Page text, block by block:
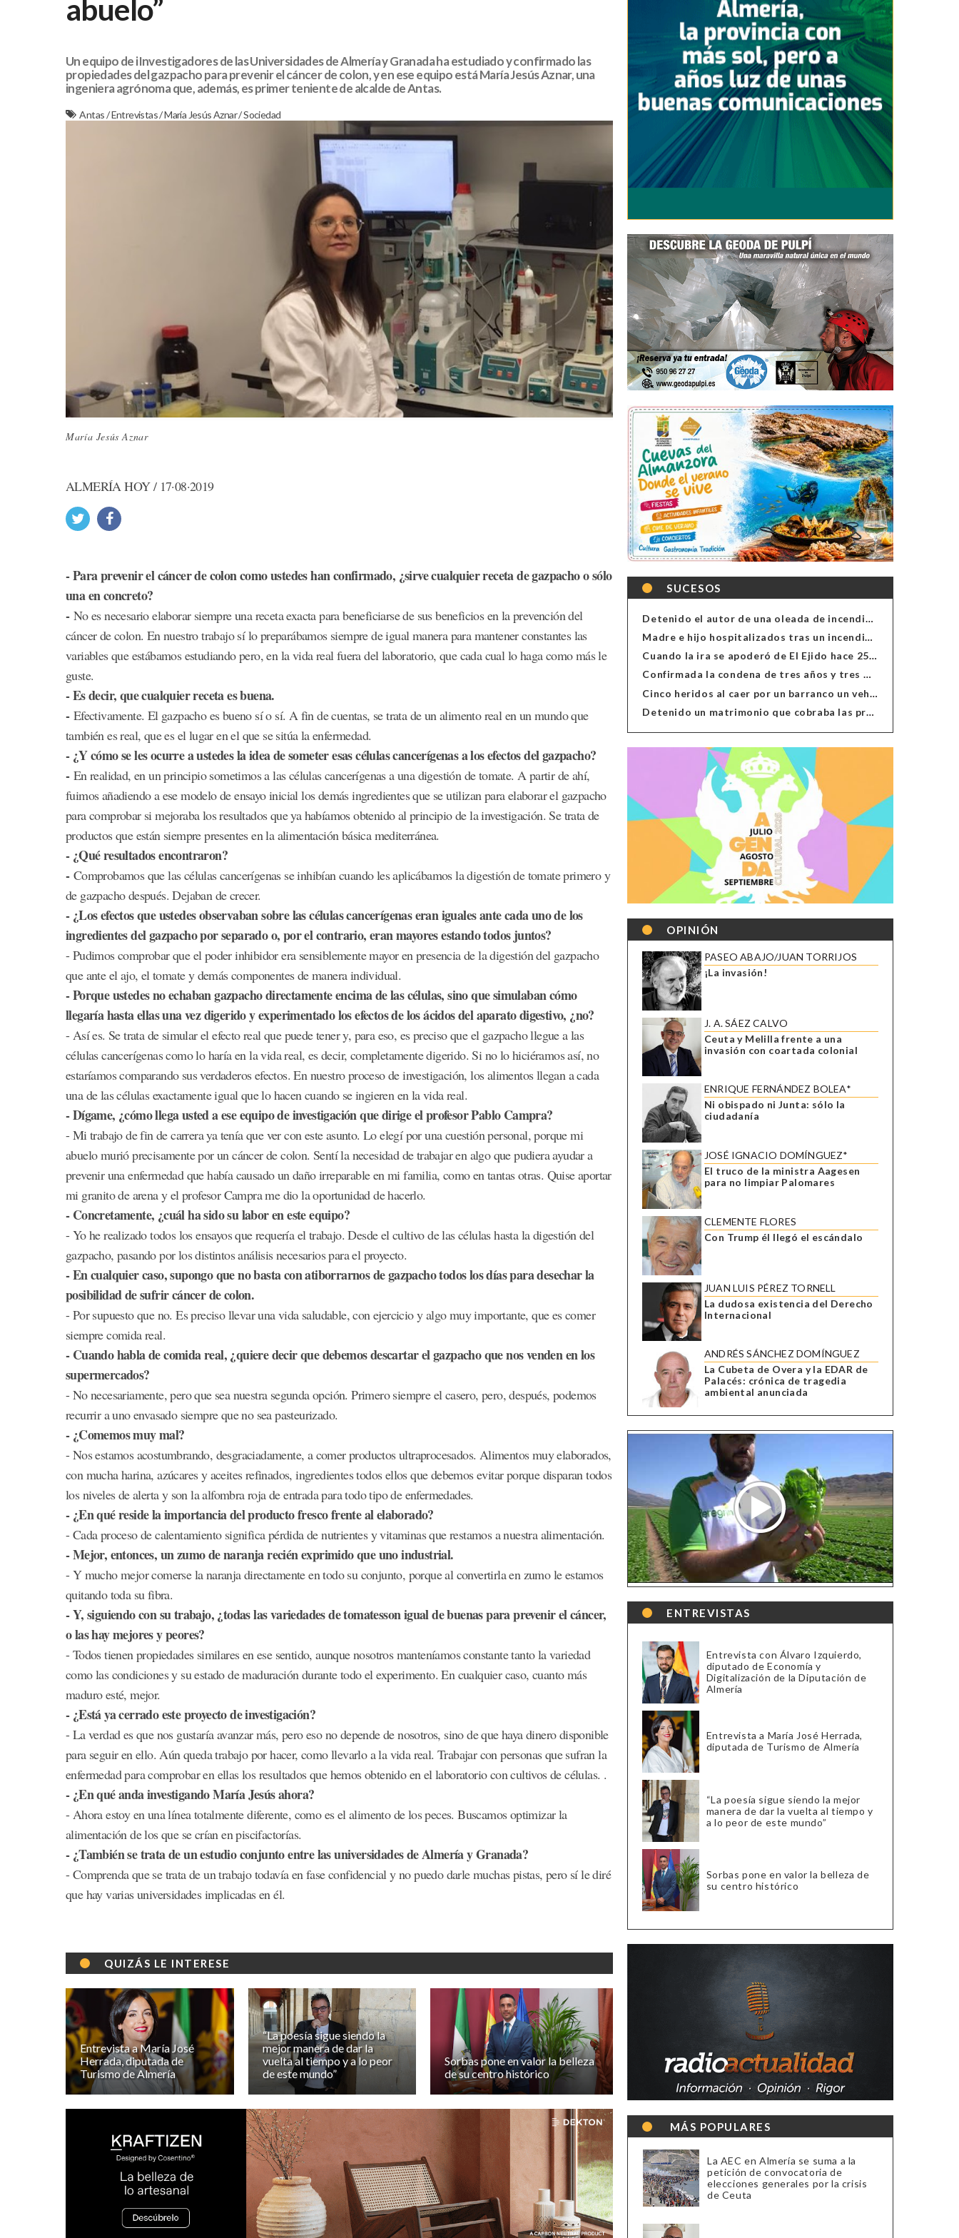
abuelo”
Un equipo de iInvestigadores de las Universidades de Almería y Granada ha estudiado y confirmado las
propiedades del gazpacho para prevenir el cáncer de colon, y en ese equipo está María Jesús Aznar, una
ingeniera agrónoma que, además, es primer teniente de alcalde de Antas.
Antas/Entrevistas/María Jesús Aznar/Sociedad
María Jesús Aznar
ALMERÍA HOY / 17·08·2019
- Para prevenir el cáncer de colon como ustedes han confirmado, ¿sirve cualquier receta de gazpacho o sólo
una en concreto?
- No es necesario elaborar siempre una receta exacta para beneficiarse de sus beneficios en la prevención del
cáncer de colon. En nuestro trabajo sí lo preparábamos siempre de igual manera para mantener constantes las
variables que estábamos estudiando pero, en la vida real fuera del laboratorio, que cada cual lo haga como más le
guste.
- Es decir, que cualquier receta es buena.
- Efectivamente. El gazpacho es bueno sí o sí. A fin de cuentas, se trata de un alimento real en un mundo que
también es real, que es el lugar en el que se sitúa la enfermedad.
- ¿Y cómo se les ocurre a ustedes la idea de someter esas células cancerígenas a los efectos del gazpacho?
- En realidad, en un principio sometimos a las células cancerígenas a una digestión de tomate. A partir de ahí,
fuimos añadiendo a ese modelo de ensayo inicial los demás ingredientes que se utilizan para elaborar el gazpacho
para comprobar si mejoraba los resultados que ya habíamos obtenido al principio de la investigación. Se trata de
productos que están siempre presentes en la alimentación básica mediterránea.
- ¿Qué resultados encontraron?
- Comprobamos que las células cancerígenas se inhibían cuando les aplicábamos la digestión de tomate primero y
de gazpacho después. Dejaban de crecer.
- ¿Los efectos que ustedes observaban sobre las células cancerígenas eran iguales ante cada uno de los
ingredientes del gazpacho por separado o, por el contrario, eran mayores estando todos juntos?
- Pudimos comprobar que el poder inhibidor era sensiblemente mayor en presencia de la digestión del gazpacho
que ante el ajo, el tomate y demás componentes de manera individual.
- Porque ustedes no echaban gazpacho directamente encima de las células, sino que simulaban cómo
llegaría hasta ellas una vez digerido y experimentado los efectos de los ácidos del aparato digestivo, ¿no?
- Así es. Se trata de simular el efecto real que puede tener y, para eso, es preciso que el gazpacho llegue a las
células cancerígenas como lo haría en la vida real, es decir, completamente digerido. Si no lo hiciéramos así, no
estaríamos comparando sus verdaderos efectos. En nuestro proceso de investigación, los alimentos llegan a cada
una de las células exactamente igual que lo hacen cuando se ingieren en la vida real.
- Dígame, ¿cómo llega usted a ese equipo de investigación que dirige el profesor Pablo Campra?
- Mi trabajo de fin de carrera ya tenía que ver con este asunto. Lo elegí por una cuestión personal, porque mi
abuelo murió precisamente por un cáncer de colon. Sentí la necesidad de trabajar en algo que pudiera ayudar a
prevenir una enfermedad que había causado un daño irreparable en mi familia, como en tantas otras. Quise aportar
mi granito de arena y el profesor Campra me dio la oportunidad de hacerlo.
- Concretamente, ¿cuál ha sido su labor en este equipo?
- Yo he realizado todos los ensayos que requería el trabajo. Desde el cultivo de las células hasta la digestión del
gazpacho, pasando por los distintos análisis necesarios para el proyecto.
- En cualquier caso, supongo que no basta con atiborrarnos de gazpacho todos los días para desechar la
posibilidad de sufrir cáncer de colon.
- Por supuesto que no. Es preciso llevar una vida saludable, con ejercicio y algo muy importante, que es comer
siempre comida real.
- Cuando habla de comida real, ¿quiere decir que debemos descartar el gazpacho que nos venden en los
supermercados?
- No necesariamente, pero que sea nuestra segunda opción. Primero siempre el casero, pero, después, podemos
recurrir a uno envasado siempre que no sea pasteurizado.
- ¿Comemos muy mal?
- Nos estamos acostumbrando, desgraciadamente, a comer productos ultraprocesados. Alimentos muy elaborados,
con mucha harina, azúcares y aceites refinados, ingredientes todos ellos que debemos evitar porque disparan todos
los niveles de alerta y son la alfombra roja de entrada para todo tipo de enfermedades.
- ¿En qué reside la importancia del producto fresco frente al elaborado?
- Cada proceso de calentamiento significa pérdida de nutrientes y vitaminas que restamos a nuestra alimentación.
- Mejor, entonces, un zumo de naranja recién exprimido que uno industrial.
- Y mucho mejor comerse la naranja directamente en todo su conjunto, porque al convertirla en zumo le estamos
quitando toda su fibra.
- Y, siguiendo con su trabajo, ¿todas las variedades de tomatesson igual de buenas para prevenir el cáncer,
o las hay mejores y peores?
- Todos tienen propiedades similares en ese sentido, aunque nosotros manteníamos constante tanto la variedad
como las condiciones y su estado de maduración durante todo el experimento. En cualquier caso, cuanto más
maduro esté, mejor.
- ¿Está ya cerrado este proyecto de investigación?
- La verdad es que nos gustaría avanzar más, pero eso no depende de nosotros, sino de que haya dinero disponible
para seguir en ello. Aún queda trabajo por hacer, como llevarlo a la vida real. Trabajar con personas que sufran la
enfermedad para comprobar en ellas los resultados que hemos obtenido en el laboratorio con cultivos de células. .
- ¿En qué anda investigando María Jesús ahora?
- Ahora estoy en una línea totalmente diferente, como es el alimento de los peces. Buscamos optimizar la
alimentación de los que se crían en piscifactorías.
- ¿También se trata de un estudio conjunto entre las universidades de Almería y Granada?
- Comprenda que se trata de un trabajo todavía en fase confidencial y no puedo darle muchas pistas, pero sí le diré
que hay varias universidades implicadas en él.
QUIZÁS LE INTERESE
Entrevista a María José
Herrada, diputada de
Turismo de Almería
“La poesía sigue siendo la
mejor manera de dar la
vuelta al tiempo y a lo peor
de este mundo”
Sorbas pone en valor la belleza
de su centro histórico
SUCESOS
Detenido el autor de una oleada de incendios de contenedores en Almería
Madre e hijo hospitalizados tras un incendio en la cocina de una vivienda en Almería
Cuando la ira se apoderó de El Ejido hace 25 años
Confirmada la condena de tres años y tres meses al hombre de Antas acusado de xenofobia
Cinco heridos al caer por un barranco un vehículo en Alcolea
Detenido un matrimonio que cobraba las prestaciones de ilegales en Almería, Granada, Málaga, Huelva y Murcia
OPINIÓN
PASEO ABAJO/JUAN TORRIJOS
¡La invasión!
J. A. SÁEZ CALVO
Ceuta y Melilla frente a una
invasión con coartada colonial
ENRIQUE FERNÁNDEZ BOLEA*
Ni obispado ni Junta: sólo la
ciudadanía
JOSÉ IGNACIO DOMÍNGUEZ*
El truco de la ministra Aagesen
para no limpiar Palomares
CLEMENTE FLORES
Con Trump él llegó el escándalo
JUAN LUIS PÉREZ TORNELL
La dudosa existencia del Derecho
Internacional
ANDRÉS SÁNCHEZ DOMÍNGUEZ
La Cubeta de Overa y la EDAR de
Palacés: crónica de tragedia
ambiental anunciada
ENTREVISTAS
Entrevista con Álvaro Izquierdo,
diputado de Economía y
Digitalización de la Diputación de
Almería
Entrevista a María José Herrada,
diputada de Turismo de Almería
“La poesía sigue siendo la mejor
manera de dar la vuelta al tiempo y
a lo peor de este mundo”
Sorbas pone en valor la belleza de
su centro histórico
MÁS POPULARES
La AEC en Almería se suma a la
petición de convocatoria de
elecciones generales por la crisis
de Ceuta